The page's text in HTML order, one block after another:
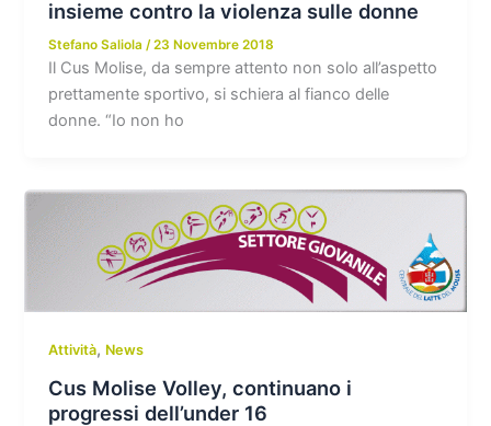
insieme contro la violenza sulle donne
Stefano Saliola/23 Novembre 2018
Il Cus Molise, da sempre attento non solo all’aspetto
prettamente sportivo, si schiera al fianco delle
donne. “Io non ho
Attività, News
Cus Molise Volley, continuano i
progressi dell’under 16